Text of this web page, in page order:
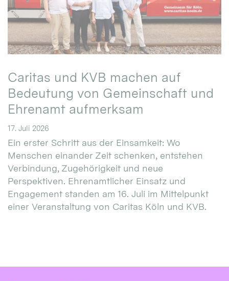
Caritas und KVB machen auf
Bedeutung von Gemeinschaft und
Ehrenamt aufmerksam
17. Juli 2026
Ein erster Schritt aus der Einsamkeit: Wo
Menschen einander Zeit schenken, entstehen
Verbindung, Zugehörigkeit und neue
Perspektiven. Ehrenamtlicher Einsatz und
Engagement standen am 16. Juli im Mittelpunkt
einer Veranstaltung von Caritas Köln und KVB.